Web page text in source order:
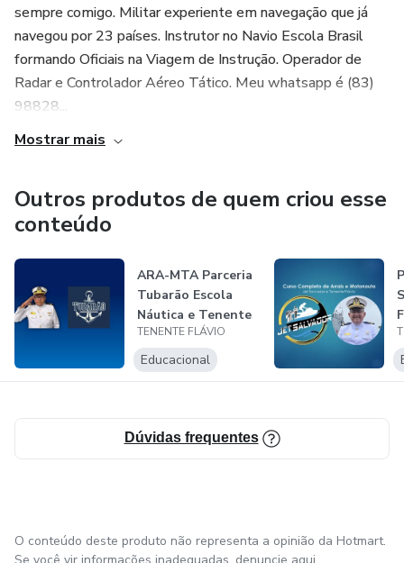
sempre comigo. Militar experiente em navegação que já
navegou por 23 países. Instrutor no Navio Escola Brasil
formando Oficiais na Viagem de Instrução. Operador de
Radar e Controlador Aéreo Tático. Meu whatsapp é (83)
98828...
Mostrar mais
Outros produtos de quem criou esse
conteúdo
ARA-MTA Parceria
Tubarão Escola
Náutica e Tenente
Flávio
TENENTE FLÁVIO
Educacional
Dúvidas frequentes
O conteúdo deste produto não representa a opinião da Hotmart.